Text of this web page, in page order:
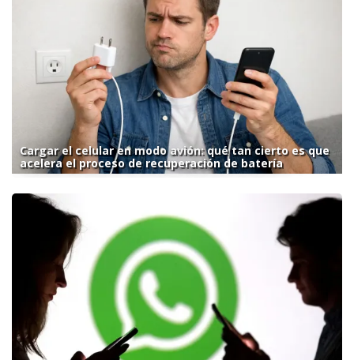
Cargar el celular en modo avión: qué tan cierto es que
acelera el proceso de recuperación de batería